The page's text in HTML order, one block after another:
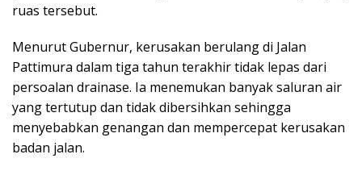
ruas tersebut.
Menurut Gubernur, kerusakan berulang di Jalan
Pattimura dalam tiga tahun terakhir tidak lepas dari
persoalan drainase. Ia menemukan banyak saluran air
yang tertutup dan tidak dibersihkan sehingga
menyebabkan genangan dan mempercepat kerusakan
badan jalan.